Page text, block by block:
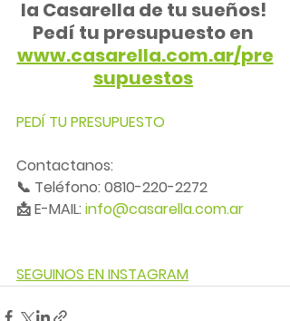
la Casarella de tu sueños!
Pedí tu presupuesto en
www.casarella.com.ar/pre
supuestos
PEDÍ TU PRESUPUESTO
Contactanos:
📞 Teléfono: 0810-220-2272
📩 E-MAIL: info@casarella.com.ar
SEGUINOS EN INSTAGRAM